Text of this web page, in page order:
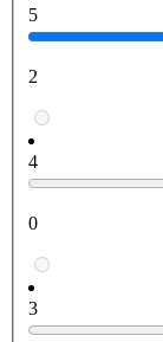
5
2
4
0
3